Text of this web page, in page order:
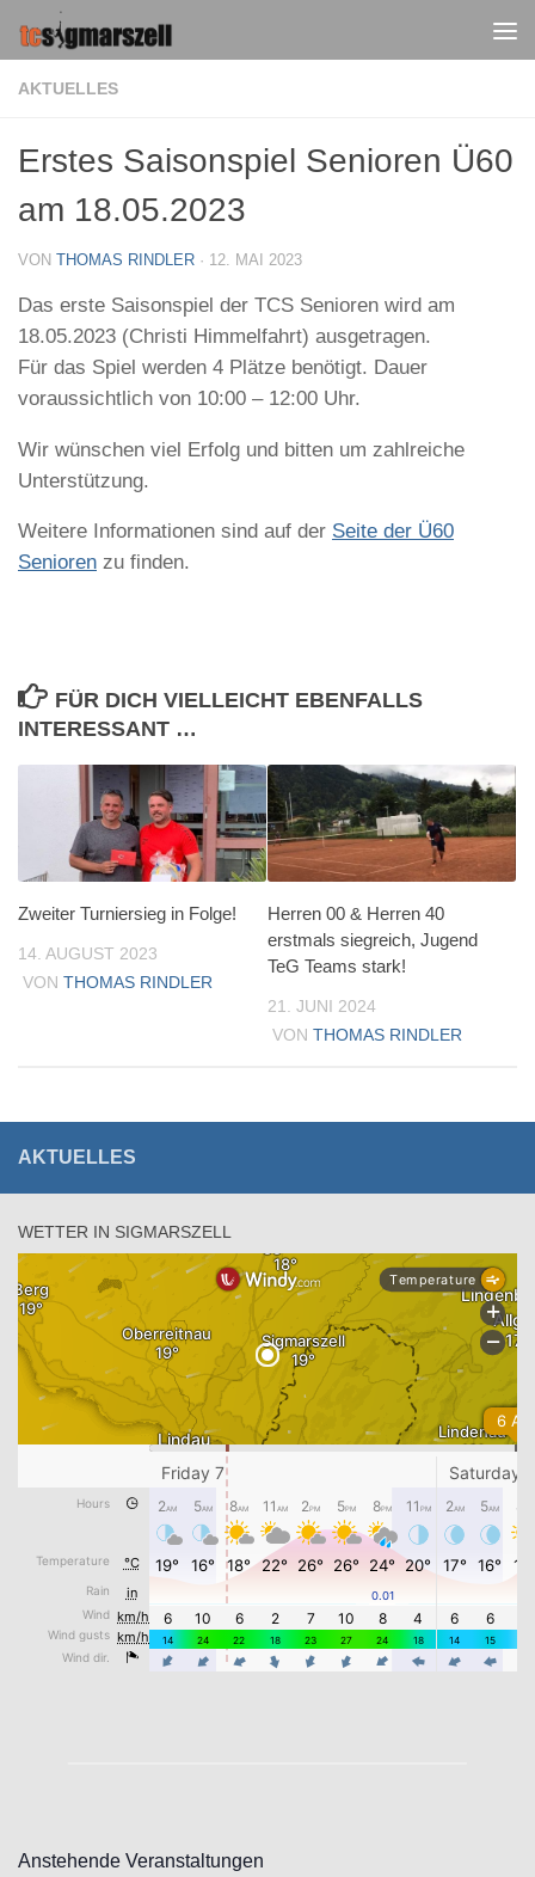
Zum Inhalt springen
AKTUELLES
Erstes Saisonspiel Senioren Ü60
am 18.05.2023
VON THOMAS RINDLER · 12. MAI 2023
Das erste Saisonspiel der TCS Senioren wird am
18.05.2023 (Christi Himmelfahrt) ausgetragen.
Für das Spiel werden 4 Plätze benötigt. Dauer
voraussichtlich von 10:00 – 12:00 Uhr.
Wir wünschen viel Erfolg und bitten um zahlreiche
Unterstützung.
Weitere Informationen sind auf der Seite der Ü60
Senioren zu finden.
FÜR DICH VIELLEICHT EBENFALLS
INTERESSANT …
Zweiter Turniersieg in Folge!
14. AUGUST 2023
VON THOMAS RINDLER
Herren 00 & Herren 40
erstmals siegreich, Jugend
TeG Teams stark!
21. JUNI 2024
VON THOMAS RINDLER
AKTUELLES
WETTER IN SIGMARSZELL
Anstehende Veranstaltungen